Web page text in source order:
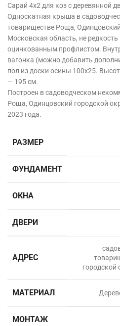
Сарай 4х2 для коз с деревянной
Односкатная крыша в
товариществе Роща,
Московская область, не
оцинкованным профлистом.
вагонка (можно добавить
пол из доски осины 100х25.
— 195 см.
Построен в садоводческом
Роща, Одинцовский городской
2023 года.
РАЗМЕР
ФУНДАМЕНТ
ОКНА
ДВЕРИ
АДРЕС
городской
МАТЕРИАЛ
МОНТАЖ